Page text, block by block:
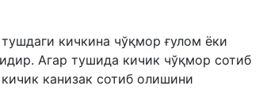
кичкина чўқмор ғулом ёки
Агар тушида кичик чўқмор сотиб
канизак сотиб олишини